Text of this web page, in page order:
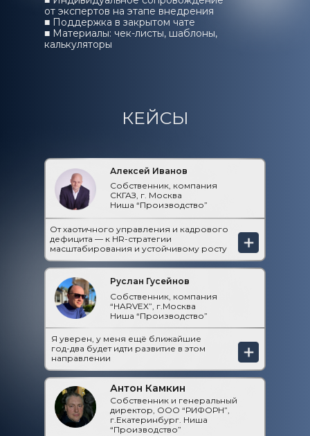
от экспертов на этапе внедрения
■ Поддержка в закрытом чате
■ Материалы: чек-листы, шаблоны,
калькуляторы
КЕЙСЫ
Антон Камкин
Собственник и генеральный
директор, ООО “РИФОРН”,
г.Екатеринбург. Ниша
“Производство”
Алексей Иванов
Собственник, компания
СКГАЗ, г. Москва
Ниша “Производство”
От хаотичного управления и кадрового
дефицита — к HR-стратегии
масштабирования и устойчивому росту
Руслан Гусейнов
Собственник, компания
“HARVEX”, г.Москва
Ниша “Производство”
Я уверен, у меня ещё ближайшие
год-два будет идти развитие в этом
направлении